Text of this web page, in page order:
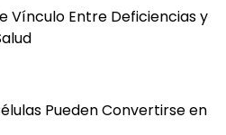
Vínculo Entre Deficiencias y
Pueden Convertirse en